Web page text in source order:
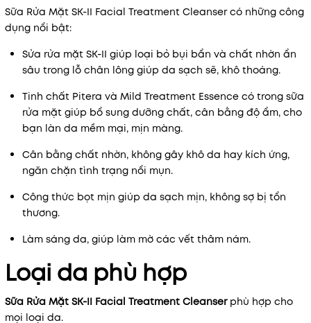
Sữa Rửa Mặt SK-II Facial Treatment Cleanser có những công
dụng nổi bật:
Sửa rửa mặt SK-II giúp loại bỏ bụi bẩn và chất nhờn ẩn
sâu trong lỗ chân lông giúp da sạch sẽ, khô thoáng.
Tinh chất Pitera và Mild Treatment Essence có trong sữa
rửa mặt giúp bổ sung dưỡng chất, cân bằng độ ẩm, cho
bạn làn da mềm mại, mịn màng.
Cân bằng chất nhờn, không gây khô da hay kích ứng,
ngăn chặn tình trạng nổi mụn.
Công thức bọt mịn giúp da sạch mịn, không sợ bị tổn
thương.
Làm sáng da, giúp làm mờ các vết thâm nám.
Loại da phù hợp
Sữa Rửa Mặt SK-II Facial Treatment Cleanser phù hợp cho
mọi loại da.